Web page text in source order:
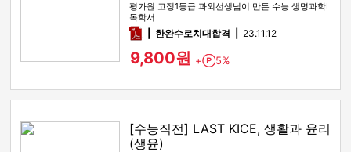
평가원 고정1등급 과외선생님이 만든 수능 생명과학I
독학서
pdf한완수로치대합격 23.11.12
9,800원 + Point
5%
[수능직전] LAST KICE, 생활과 윤리
(생윤)